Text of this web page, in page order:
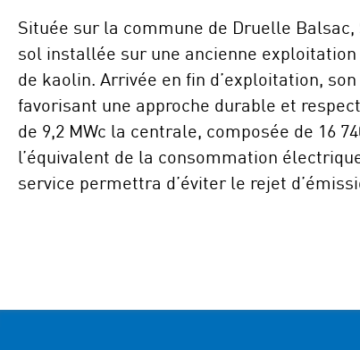
Située sur la commune de Druelle
sol installée sur une ancienne
de kaolin. Arrivée en fin d’exploitation,
favorisant une approche durable et
de 9,2 MWc la centrale, composée de 16
l’équivalent de la consommation
service permettra d’éviter le rejet